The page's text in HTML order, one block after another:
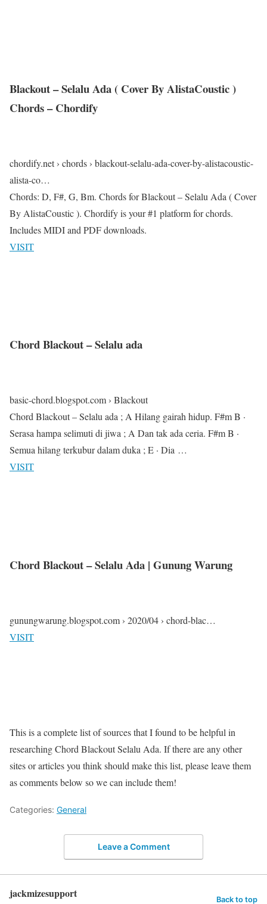
Blackout – Selalu Ada ( Cover By AlistaCoustic )
Chords – Chordify
chordify.net › chords › blackout-selalu-ada-cover-by-alistacoustic-
alista-co…
Chords: D, F#, G, Bm. Chords for Blackout – Selalu Ada ( Cover
By AlistaCoustic ). Chordify is your #1 platform for chords.
Includes MIDI and PDF downloads.
VISIT
Chord Blackout – Selalu ada
basic-chord.blogspot.com › Blackout
Chord Blackout – Selalu ada ; A Hilang gairah hidup. F#m B ·
Serasa hampa selimuti di jiwa ; A Dan tak ada ceria. F#m B ·
Semua hilang terkubur dalam duka ; E · Dia …
VISIT
Chord Blackout – Selalu Ada | Gunung Warung
gunungwarung.blogspot.com › 2020/04 › chord-blac…
VISIT
This is a complete list of sources that I found to be helpful in
researching Chord Blackout Selalu Ada. If there are any other
sites or articles you think should make this list, please leave them
as comments below so we can include them!
Categories: General
Leave a Comment
jackmizesupport Back to top